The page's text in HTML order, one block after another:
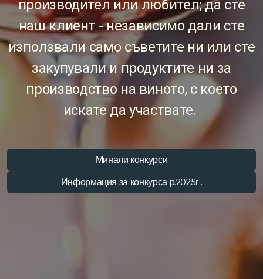
производител или любител; да сте
наш клиент - независимо дали сте
използвали само съветите ни или сте
закупували и продуктите ни за
производство на виното, с което
искате да участвате.
Минали конкурси
Информация за конкурса р.2025г..